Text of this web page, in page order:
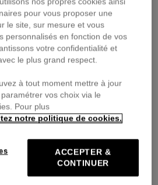
rose flash
59,00 €
avec
faciles
nos propres cookies ainsi
pour vous proposer une
le site, sur mesure et vous
personnalisés en fonction de vos
votre confidentialité et
le plus grand respect.
à tout moment mettre à jour
vos choix via le
Pour plus
notre politique de cookies.
ACCEPTER &
CONTINUER